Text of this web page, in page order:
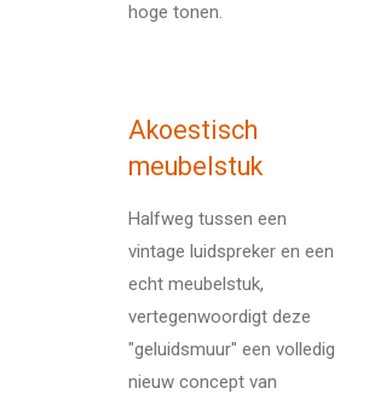
hoge tonen.
Akoestisch
meubelstuk
Halfweg tussen een
vintage luidspreker en een
echt meubelstuk,
vertegenwoordigt deze
"geluidsmuur" een volledig
nieuw concept van